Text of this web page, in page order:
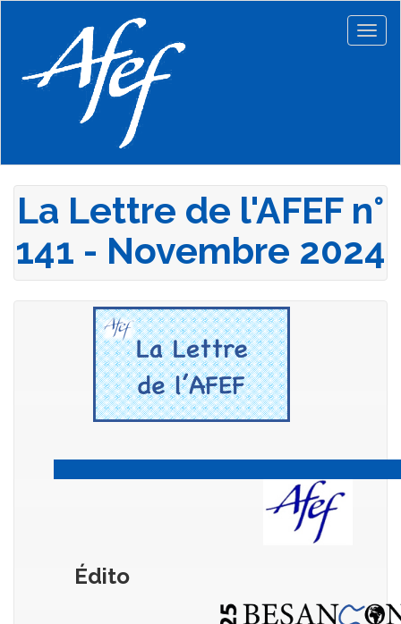
principal
La Lettre de l'AFEF n°
141 - Novembre 2024
Édito